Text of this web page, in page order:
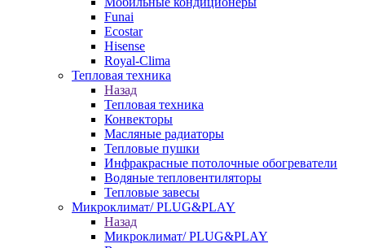
Funai
Ecostar
Hisense
Royal-Clima
Тепловая техника
Назад
Тепловая техника
Конвекторы
Масляные радиаторы
Тепловые пушки
Инфракрасные потолочные обогреватели
Водяные тепловентиляторы
Тепловые завесы
Микроклимат/ PLUG&PLAY
Назад
Микроклимат/ PLUG&PLAY